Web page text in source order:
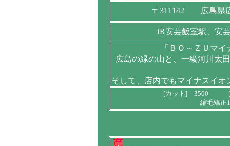
〒311142 広島県広
JR安芸飯室駅、安
「ＢＯ～ＺＵマ
広島の緑の山と、一級河川太
そして、店内でもマイナスイ
[カット] 3500 [
縮毛矯正